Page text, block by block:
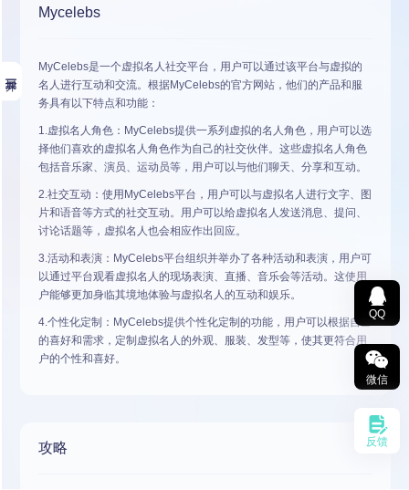
Mycelebs
MyCelebs是一个虚拟名人社交平台，用户可以通过该平台与虚拟的
名人进行互动和交流。根据MyCelebs的官方网站，他们的产品和服
务具有以下特点和功能：
1.虚拟名人角色：MyCelebs提供一系列虚拟的名人角色，用户可以选
择他们喜欢的虚拟名人角色作为自己的社交伙伴。这些虚拟名人角色
包括音乐家、演员、运动员等，用户可以与他们聊天、分享和互动。
2.社交互动：使用MyCelebs平台，用户可以与虚拟名人进行文字、图
片和语音等方式的社交互动。用户可以给虚拟名人发送消息、提问、
讨论话题等，虚拟名人也会相应作出回应。
3.活动和表演：MyCelebs平台组织并举办了各种活动和表演，用户可
以通过平台观看虚拟名人的现场表演、直播、音乐会等活动。这使用
户能够更加身临其境地体验与虚拟名人的互动和娱乐。
4.个性化定制：MyCelebs提供个性化定制的功能，用户可以根据自己
的喜好和需求，定制虚拟名人的外观、服装、发型等，使其更符合用
户的个性和喜好。
攻略
QQ
微信
反馈